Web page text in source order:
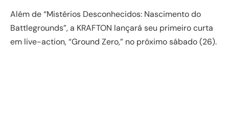
Além de “Mistérios Desconhecidos: Nascimento do
Battlegrounds”, a KRAFTON lançará seu primeiro curta
em live-action, “Ground Zero,” no próximo sábado (26).